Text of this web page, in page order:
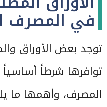
في المصرف
توجد بعض الأوراق
توافرها شرطاً
المصرف، وأهمها ما